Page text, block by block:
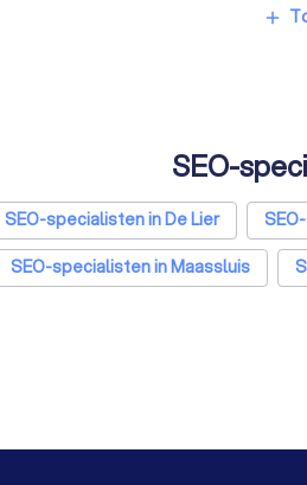
add
SEO-
SEO-specialisten in De Lier
SEO-specialisten in Maassluis
specialisten in Maastricht